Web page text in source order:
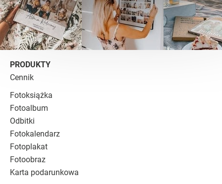
PRODUKTY
Cennik
Fotoksiążka
Fotoalbum
Odbitki
Fotokalendarz
Fotoplakat
Fotoobraz
Karta podarunkowa